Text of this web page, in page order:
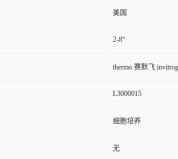
美国
2-8°
thermo 赛默飞
L3000015
细胞培养
无